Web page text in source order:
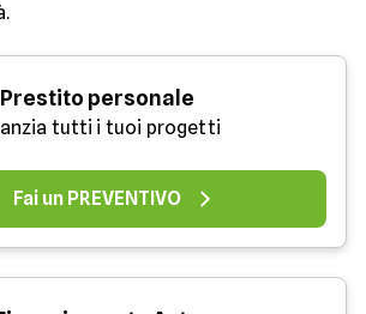
Prestito personale
tutti i tuoi progetti
Fai un PREVENTIVO